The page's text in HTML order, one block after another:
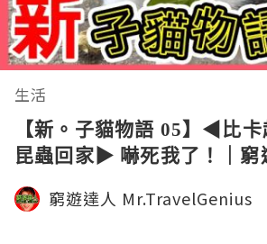
生活
【新。子貓物語 05】◀︎比
昆蟲回家▶︎ 嚇死我了！｜窮
窮遊達人 Mr.TravelGenius